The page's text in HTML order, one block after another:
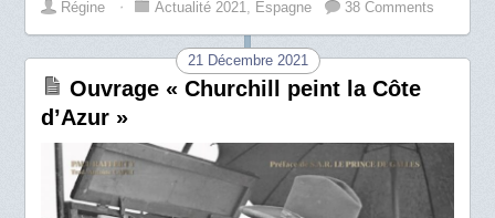
Régine ⋅ Actualité 2021, Espagne 38 Comments
21 Décembre 2021
Ouvrage « Churchill peint la Côte
d’Azur »